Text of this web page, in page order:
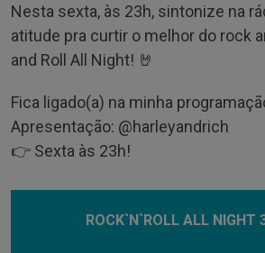
Nesta sexta, às 23h, sintonize na
atitude pra curtir o melhor do rock
and Roll All Night! 🤘
Fica ligado(a) na minha
Apresentação: @‌harleyandrich
👉 Sexta às 23h!
ROCK`N`ROLL ALL NIGHT